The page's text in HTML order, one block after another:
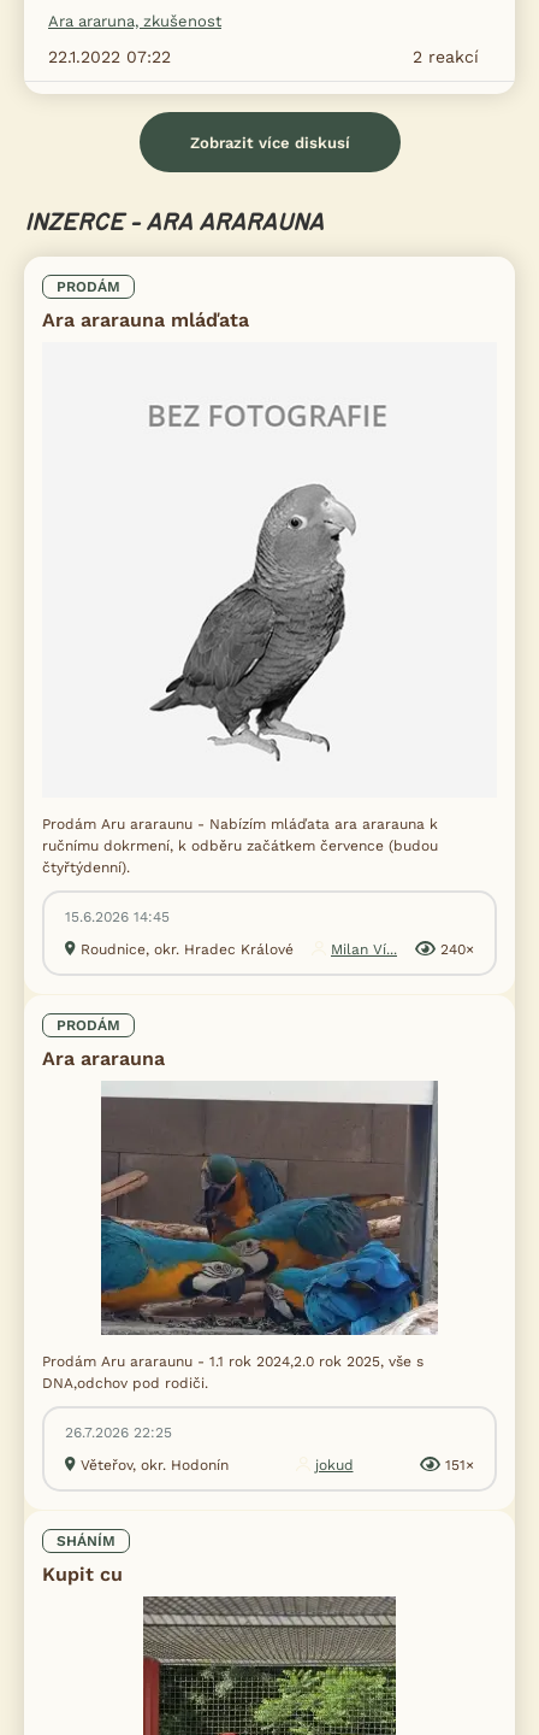
Ara araruna, zkušenost
2 reakcí
22.1.2022 07:22
Zobrazit více diskusí
INZERCE - ARA ARARAUNA
PRODÁM
Ara ararauna mláďata
Prodám Aru araraunu - Nabízím mláďata ara ararauna k
ručnímu dokrmení, k odběru začátkem července (budou
čtyřtýdenní).
15.6.2026 14:45
Roudnice, okr. Hradec Králové
Milan Ví... 240×
PRODÁM
Ara ararauna
Prodám Aru araraunu - 1.1 rok 2024,2.0 rok 2025, vše s
DNA,odchov pod rodiči.
26.7.2026 22:25
Věteřov, okr. Hodonín
jokud 151×
SHÁNÍM
Kupit cu